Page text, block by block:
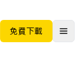
免费下载